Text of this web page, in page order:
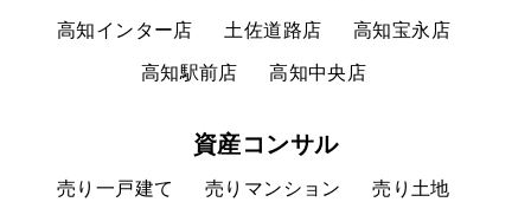
高知インター店 土佐道路店 高知宝永店
高知駅前店 高知中央店
資産コンサル
売り一戸建て 売りマンション 売り土地